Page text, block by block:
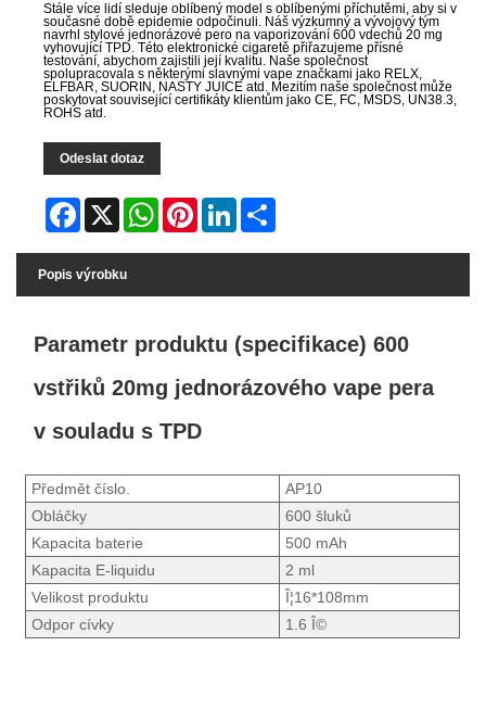
Stále více lidí sleduje oblíbený model s oblíbenými příchutěmi, aby si v
současné době epidemie odpočinuli. Náš výzkumný a vývojový tým
navrhl stylové jednorázové pero na vaporizování 600 vdechů 20 mg
vyhovující TPD. Této elektronické cigaretě přiřazujeme přísné
testování, abychom zajistili její kvalitu. Naše společnost
spolupracovala s některými slavnými vape značkami jako RELX,
ELFBAR, SUORIN, NASTY JUICE atd. Mezitím naše společnost může
poskytovat související certifikáty klientům jako CE, FC, MSDS, UN38.3,
ROHS atd.
Odeslat dotaz
Facebook WhatsAppPinterestLinkedIn
Popis výrobku
Parametr produktu (specifikace) 600
vstřiků 20mg jednorázového vape pera
v souladu s TPD
Předmět číslo.
AP10
Obláčky
600 šluků
Kapacita baterie
500 mAh
Kapacita E-liquidu
2 ml
Velikost produktu
Î¦16*108mm
Odpor cívky
1.6 Î©